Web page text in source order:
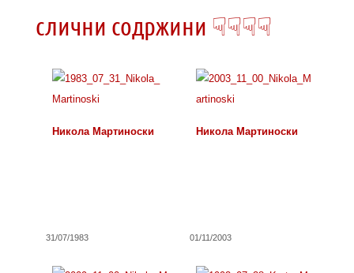
слични содржини ☟☟☟☟
Никола Мартиноски
31/07/1983
Никола Мартиноски
01/11/2003